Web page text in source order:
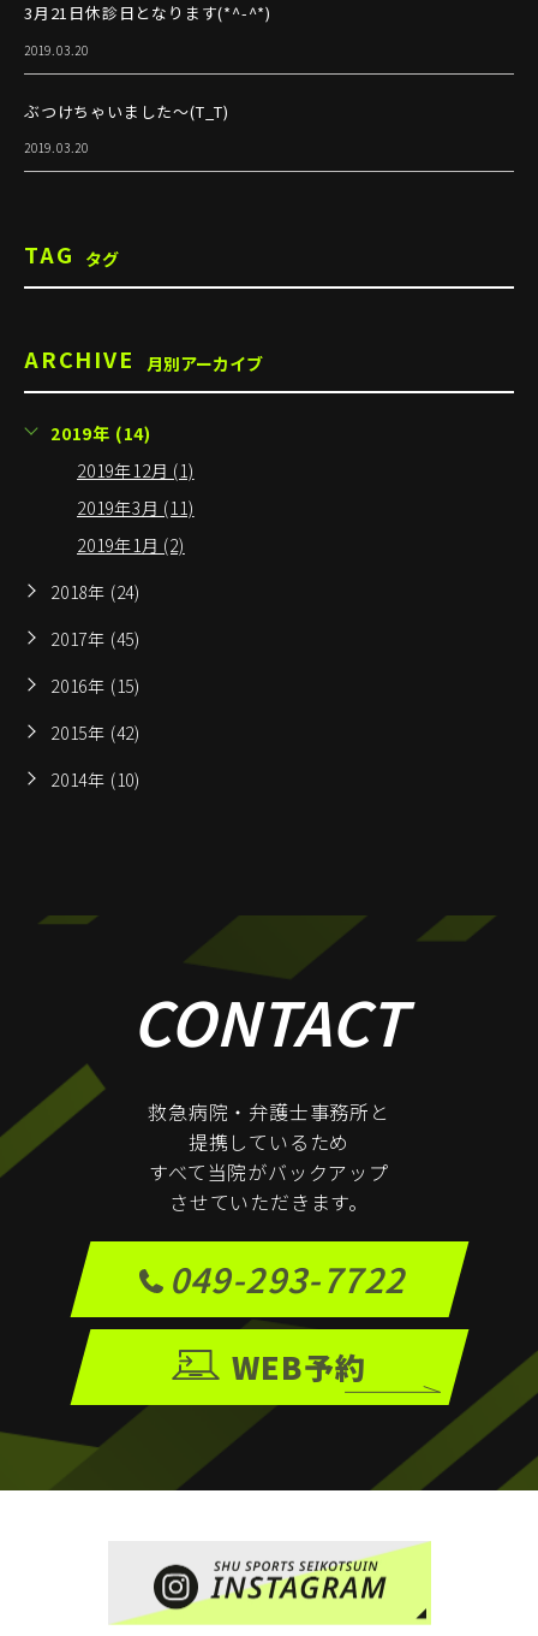
3月21日休診日となります(*^-^*)
2019.03.20
ぶつけちゃいました～(T_T)
2019.03.20
TAG タグ
ARCHIVE 月別アーカイブ
2019年 (14)
2019年12月 (1)
2019年3月 (11)
2019年1月 (2)
2018年 (24)
2017年 (45)
2016年 (15)
2015年 (42)
2014年 (10)
CONTACT
救急病院・弁護士事務所と
提携しているため
すべて当院がバックアップ
させていただきます。
049-293-7722
WEB予約